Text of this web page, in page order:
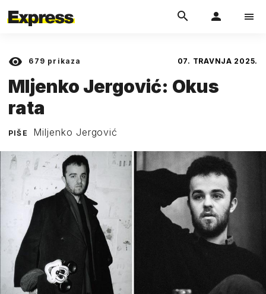
679 prikaza 07. TRAVNJA 2025.
Mljenko Jergović: Okus
rata
PIŠE Miljenko Jergović